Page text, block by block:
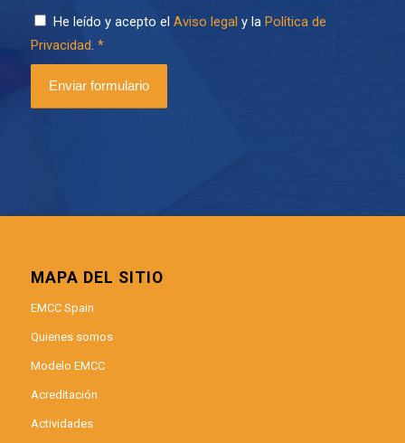
He leído y acepto el Aviso legal y la Política de
Privacidad *
MAPA DEL SITIO
EMCC Spain
Quienes somos
Modelo EMCC
Acreditación
Actividades